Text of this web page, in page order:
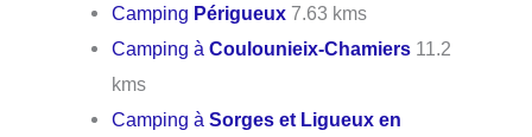
Camping Périgueux 7.63 kms
Camping àCoulounieix-Chamiers 11.2
kms
Camping àSorges et Ligueux en